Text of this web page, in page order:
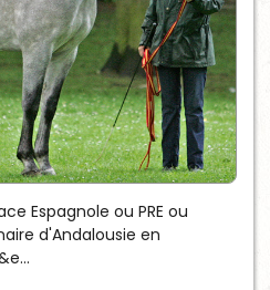
Espagnole ou PRE ou
d'Andalousie en